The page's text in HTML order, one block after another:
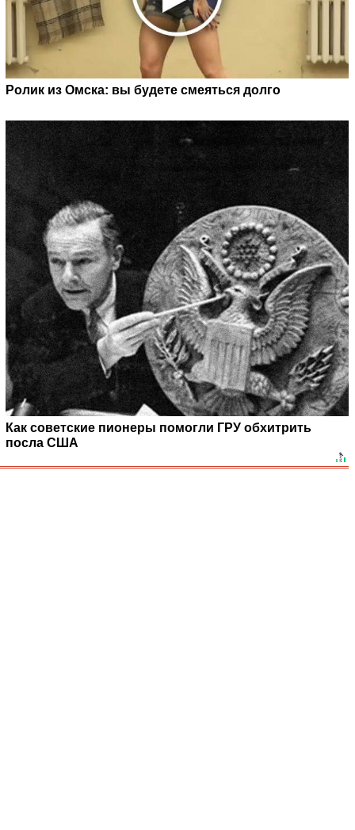
Ролик из Омска: вы будете смеяться долго
Как советские пионеры помогли ГРУ обхитрить
посла США